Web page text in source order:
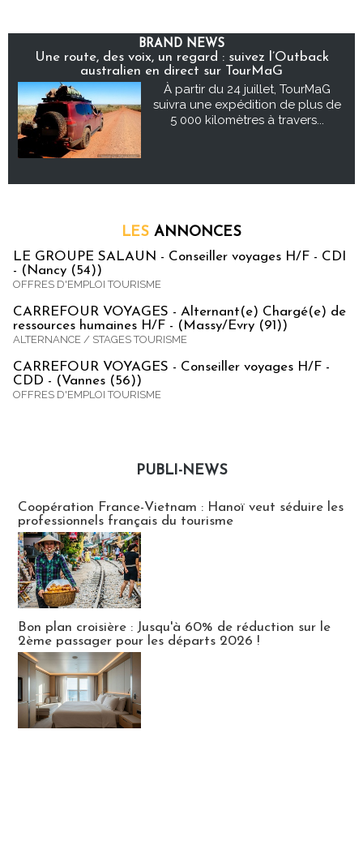
BRAND NEWS
Une route, des voix, un regard : suivez l’Outback
australien en direct sur TourMaG
À partir du 24 juillet, TourMaG
suivra une expédition de plus de
5 000 kilomètres à travers...
LES ANNONCES
LE GROUPE SALAUN - Conseiller voyages H/F - CDI
- (Nancy (54))
OFFRES D'EMPLOI TOURISME
CARREFOUR VOYAGES - Alternant(e) Chargé(e) de
ressources humaines H/F - (Massy/Evry (91))
ALTERNANCE / STAGES TOURISME
CARREFOUR VOYAGES - Conseiller voyages H/F -
CDD - (Vannes (56))
OFFRES D'EMPLOI TOURISME
PUBLI-NEWS
Coopération France-Vietnam : Hanoï veut séduire les
professionnels français du tourisme
Bon plan croisière : Jusqu'à 60% de réduction sur le
2ème passager pour les départs 2026 !